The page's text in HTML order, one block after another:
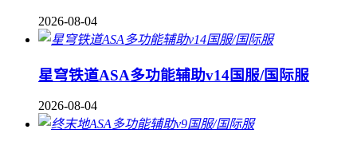
2026-08-04
星穹铁道ASA多功能辅助v14国服/国际服
2026-08-04